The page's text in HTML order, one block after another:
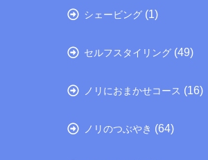
シェービング (1)
セルフスタイリング (49)
ノリにおまかせコース (16)
ノリのつぶやき (64)